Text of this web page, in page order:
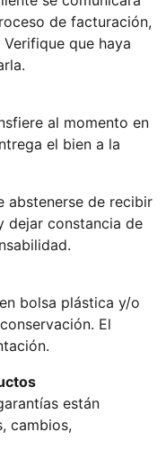
de facturación,
que haya
al momento en
el bien a la
abstenerse de recibir
dejar constancia de
bolsa plástica y/o
El
están
cambios,